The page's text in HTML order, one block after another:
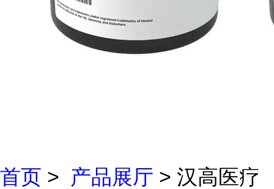
首页 > 产品展厅 > 汉高医疗